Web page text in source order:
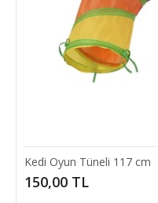
Kedi Oyun Tüneli 117 cm
150,00 TL